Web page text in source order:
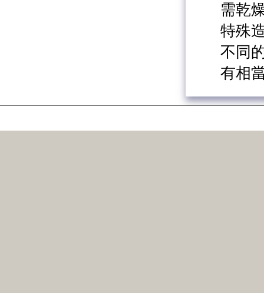
需乾
特殊
不同
有相